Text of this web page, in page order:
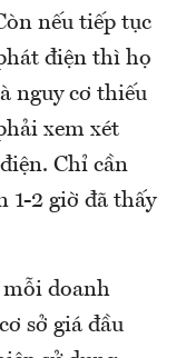
nếu tiếp tục
điện thì họ
nguy cơ thiếu
xem xét
Chỉ cần
1-2 giờ đã thấy
doanh
sở giá đầu